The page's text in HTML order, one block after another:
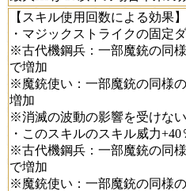
【スキル使用回数による効果】
・マジックストライクの固定
※古代機鋼兵：一部魔銃の同
で増加
※魔銃使い：一部魔銃の同様
増加
※消滅の波動の影響を受けない
・このスキルのスキル威力+40
※古代機鋼兵：一部魔銃の同
で増加
※魔銃使い：一部魔銃の同様